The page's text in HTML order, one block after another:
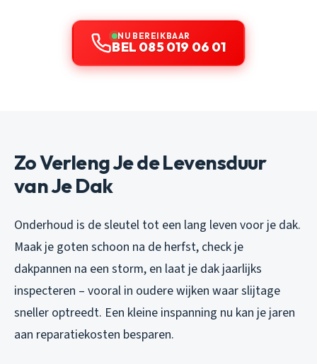
NU BEREIKBAAR
BEL 085 019 06 01
Zo Verleng Je de Levensduur
van Je Dak
Onderhoud is de sleutel tot een lang leven voor je dak.
Maak je goten schoon na de herfst, check je
dakpannen na een storm, en laat je dak jaarlijks
inspecteren – vooral in oudere wijken waar slijtage
sneller optreedt. Een kleine inspanning nu kan je jaren
aan reparatiekosten besparen.